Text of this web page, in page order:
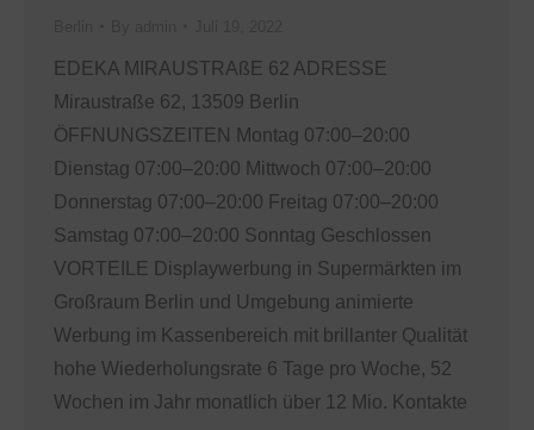
EDEKA MIRAUSTRAßE 62 ADRESSE
Miraustraße 62, 13509 Berlin
ÖFFNUNGSZEITEN Montag 07:00–20:00
Dienstag 07:00–20:00 Mittwoch 07:00–20:00
Donnerstag 07:00–20:00 Freitag 07:00–20:00
Samstag 07:00–20:00 Sonntag Geschlossen
VORTEILE Displaywerbung in Supermärkten im
Großraum Berlin und Umgebung animierte
Werbung im Kassenbereich mit brillanter Qualität
hohe Wiederholungsrate 6 Tage pro Woche, 52
Wochen im Jahr monatlich über 12 Mio. Kontakte